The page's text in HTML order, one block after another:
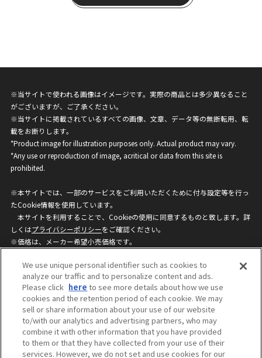
※当サイトで使われる画像はイメージです。実際の商品とは多少異なること
がございますが、ご了承ください。
※当サイトに掲載されているすべての画像、文章、データ等の無断転用、転
載をお断りします。
*Product image for illustration purposes only. Actual product may vary.
*Any use or reproduction of image, acritical or data from this site is
prohibited.
※本サイトでは、一部のサービスをご利用いただくために付与設定等を行っ
たCookie情報を使用しています。
本サイトを利用することで、Cookieの使用に同意するものと致します。詳
しくはプライバシーポリシーをご確認ください。
※価格は、メーカー希望小売価格です。
ざいますのでご了承ください。
privacypolicy
Do Not Sell or Share My
Personal Information
ウェブサイトご利用条件
ソーシャルメディアポリシー
個人情報保護方針
お問い合わせ
We use unique personal identifier such as cookies to
analyze our traffic and to personalize content and ads.
Please click here to see more details about how we use
cookies and the retention period of each cookie. We may
sell or share information about your use of our website
to/with our analytics and advertising partners, who may
combine it with other information that you have provided
to them or that they have collected from your use of their
services. However, we do not set and use cookies for our